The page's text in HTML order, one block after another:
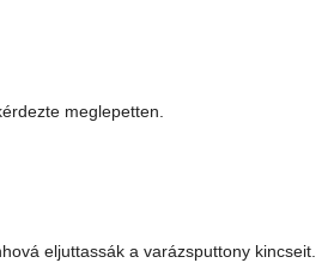
meglepetten.
eljuttassák a varázsputtony kincseit.